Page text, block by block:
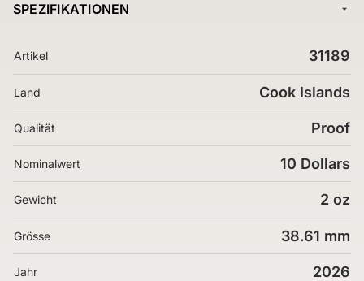
SPEZIFIKATIONEN
Artikel 31189
Land Cook Islands
Qualität Proof
Nominalwert 10 Dollars
Gewicht 2 oz
Grösse 38.61 mm
Jahr 2026